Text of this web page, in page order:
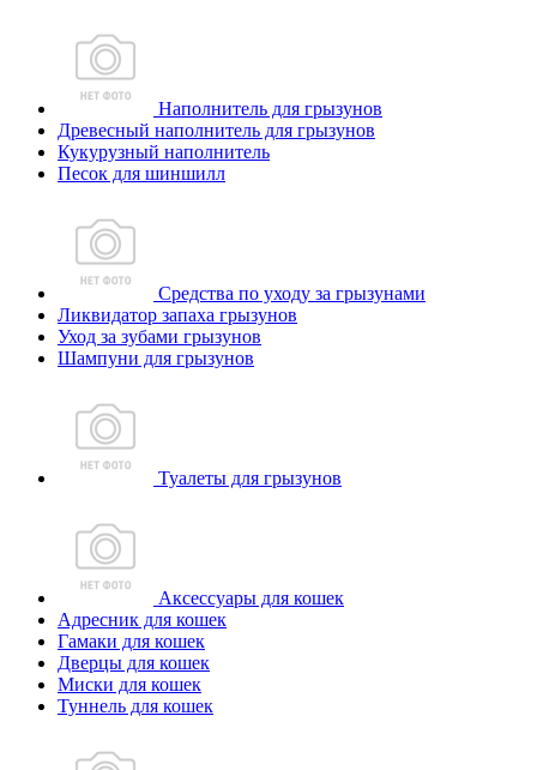
Наполнитель для грызунов
Древесный наполнитель для грызунов
Кукурузный наполнитель
Песок для шиншилл
Средства по уходу за грызунами
Ликвидатор запаха грызунов
Уход за зубами грызунов
Шампуни для грызунов
Туалеты для грызунов
Аксессуары для кошек
Адресник для кошек
Гамаки для кошек
Дверцы для кошек
Миски для кошек
Туннель для кошек